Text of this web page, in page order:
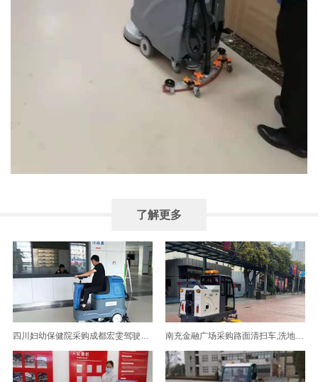
了解更多
四川妇幼保健院采购成都宏雯驾驶式洗地机 南充金融广场采购路面清扫车,洗地机选择了成都宏雯公司